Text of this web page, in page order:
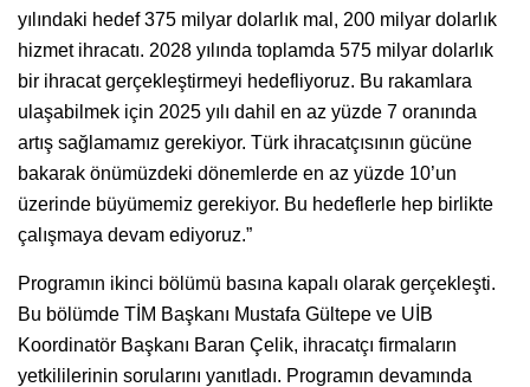
yılındaki hedef 375 milyar dolarlık mal, 200 milyar dolarlık
hizmet ihracatı. 2028 yılında toplamda 575 milyar dolarlık
bir ihracat gerçekleştirmeyi hedefliyoruz. Bu rakamlara
ulaşabilmek için 2025 yılı dahil en az yüzde 7 oranında
artış sağlamamız gerekiyor. Türk ihracatçısının gücüne
bakarak önümüzdeki dönemlerde en az yüzde 10’un
üzerinde büyümemiz gerekiyor. Bu hedeflerle hep birlikte
çalışmaya devam ediyoruz.”
Programın ikinci bölümü basına kapalı olarak gerçekleşti.
Bu bölümde TİM Başkanı Mustafa Gültepe ve UİB
Koordinatör Başkanı Baran Çelik, ihracatçı firmaların
yetkililerinin sorularını yanıtladı. Programın devamında